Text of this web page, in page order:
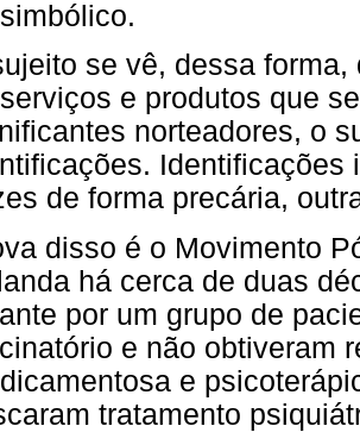
se vê, dessa
e produtos que
norteadores, o
Identificações
de forma precária,
disso é o Movimento
há cerca de duas
por um grupo de
e não obtiveram
e
tratamento